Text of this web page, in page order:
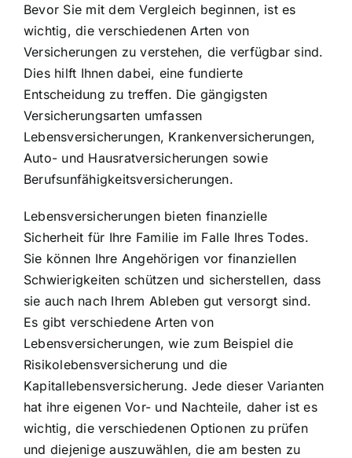
Bevor Sie mit dem Vergleich beginnen, ist es
wichtig, die verschiedenen Arten von
Versicherungen zu verstehen, die verfügbar sind.
Dies hilft Ihnen dabei, eine fundierte
Entscheidung zu treffen. Die gängigsten
Versicherungsarten umfassen
Lebensversicherungen, Krankenversicherungen,
Auto- und Hausratversicherungen sowie
Berufsunfähigkeitsversicherungen.
Lebensversicherungen bieten finanzielle
Sicherheit für Ihre Familie im Falle Ihres Todes.
Sie können Ihre Angehörigen vor finanziellen
Schwierigkeiten schützen und sicherstellen, dass
sie auch nach Ihrem Ableben gut versorgt sind.
Es gibt verschiedene Arten von
Lebensversicherungen, wie zum Beispiel die
Risikolebensversicherung und die
Kapitallebensversicherung. Jede dieser Varianten
hat ihre eigenen Vor- und Nachteile, daher ist es
wichtig, die verschiedenen Optionen zu prüfen
und diejenige auszuwählen, die am besten zu